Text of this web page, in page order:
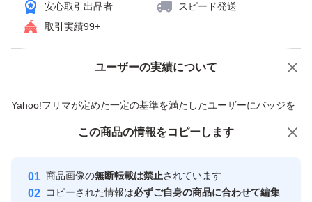
安心取引出品者
スピード発送
取引実績99+
ユーザーの実績について
Yahoo!フリマが定めた一定の基準を満たしたユーザーにバッジを
付与しています
安心取引出品者
心・安全なユーザーです
価格の相談 商品への質問
この商品の情報をコピーします
商品画像の無断転載は禁止されています
コピーされた情報は必ずご自身の商品に合わせて編集
この商品をみている人にオススメ